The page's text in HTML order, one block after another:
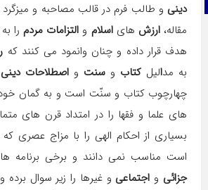
دینى و طالب فرم در قالب مصاحبه و
مقاله،ارزش هاىاسلام و التزامات مردمرا
هدف قرار داده و چنان وانمود مى کنند که
به مدالیل کتاب و سنت و اصطلاحات دینى
چهارچوب کتاب و سنّت است و به گمان خود،
هاى علما و فقها را در امتداد قرن هاى
بسیارى از احکام الهى را با مزاج عصرى
است مناسب نمى دانند و برخی برنامه
جزائى و اجتماعى و غیرها را زیر سوال برده